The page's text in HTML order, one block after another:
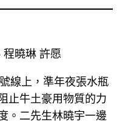
曉琳 許愿
線上，準年夜張水瓶
止牛土豪用物質的力
。二先生林曉宇一邊